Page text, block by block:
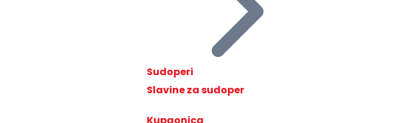
Sudoperi
Slavine za sudoper